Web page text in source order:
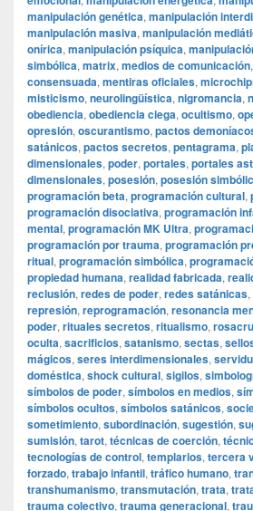
manipulación genética, manipulación
manipulación masiva, manipulación
onírica, manipulación psíquica,
simbólica, matrix, medios de comunicación,
consensuada, mentiras oficiales,
misticismo, neurolingüística, nigromancia,
obediencia, obediencia ciega, ocultismo,
opresión, oscurantismo, pactos
satánicos, pactos secretos, pentagrama,
dimensionales, poder, portales, portales
dimensionales, posesión, posesión
programación beta, programación cultural,
programación disociativa, programación
mental, programación MK Ultra,
programación por trauma, programación
ritual, programación simbólica,
propiedad humana, realidad fabricada,
reclusión, redes de poder, redes satánicas,
represión, reprogramación, resonancia
poder, rituales secretos, ritualismo,
oculta, sacrificios, satanismo, sectas,
mágicos, seres interdimensionales,
doméstica, shock cultural, sigilos,
símbolos de poder, símbolos en medios,
símbolos ocultos, símbolos satánicos,
sometimiento, subordinación, sugestión,
sumisión, tarot, técnicas de coerción,
tecnologías de control, templarios, tercera
forzado, trabajo infantil, tráfico humano,
transhumanismo, transmutación, trata,
trauma colectivo, trauma generacional,